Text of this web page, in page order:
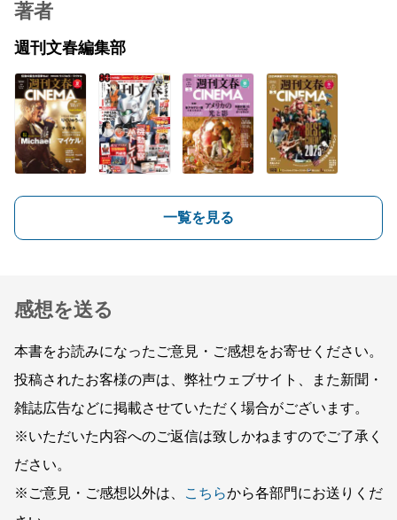
著者
週刊文春編集部
一覧を見る
感想を送る
本書をお読みになったご意見・ご感想をお寄せください。
投稿されたお客様の声は、弊社ウェブサイト、また新聞・
雑誌広告などに掲載させていただく場合がございます。
※いただいた内容へのご返信は致しかねますのでご了承く
ださい。
※ご意見・ご感想以外は、
こちらから各部門にお送りくだ